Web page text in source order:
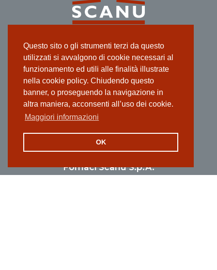
Questo sito o gli strumenti terzi da questo
utilizzati si avvalgono di cookie necessari al
funzionamento ed utili alle finalità illustrate
nella cookie policy. Chiudendo questo
banner, o proseguendo la navigazione in
altra maniera, acconsenti all’uso dei cookie.
Maggiori informazioni
OK
laterizi dal 1922.
Associata al Consorzio POROTON
Fornaci Scanu S.p.A.